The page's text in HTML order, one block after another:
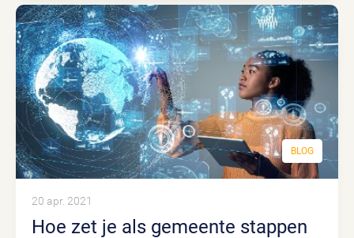
BLOG
Hoe zet je als gemeente stappen
20 apr. 2021